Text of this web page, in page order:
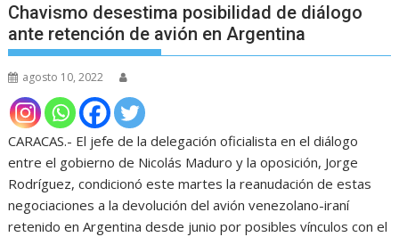
Chavismo desestima posibilidad de diálogo
ante retención de avión en Argentina
agosto 10, 2022
CARACAS.- El jefe de la delegación oficialista en el diálogo
entre el gobierno de Nicolás Maduro y la oposición, Jorge
Rodríguez, condicionó este martes la reanudación de estas
negociaciones a la devolución del avión venezolano-iraní
retenido en Argentina desde junio por posibles vínculos con el